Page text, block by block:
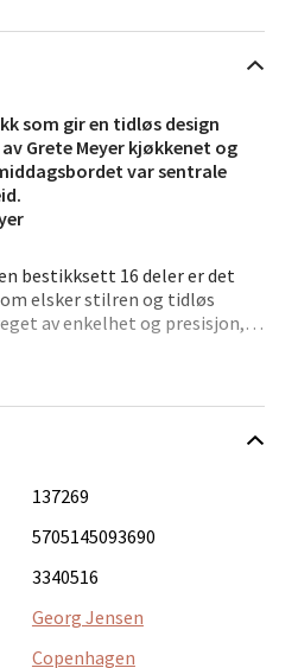
som gir en tidløs design
Grete Meyer kjøkkenet og
var sentrale
bestikksett 16 deler er det
elsker stilren og tidløs
av enkelhet og presisjon,
om det er frokost eller
dempet glans og gjør settet
hver dag – og som
4 skjeer og 4 teskjeer
form
og robust
til daglig bruk
137269
5705145093690
3340516
Georg Jensen
Copenhagen
8622 Mo i Rana
Velg
Senter Moa
Ålesund